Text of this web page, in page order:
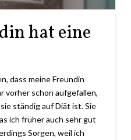
hat eine
dass meine Freundin
vorher schon aufgefallen,
ständig auf Diät ist. Sie
ich früher auch sehr gut
Sorgen, weil ich